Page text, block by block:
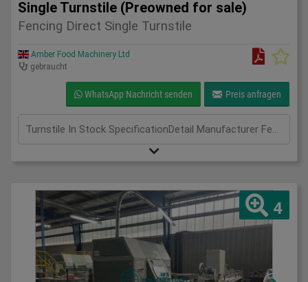
Single Turnstile (Preowned for sale)
Fencing Direct Single Turnstile
Amber Food Machinery Ltd
gebraucht
WhatsApp Nachricht senden Preis anfragen
Turnstile In Stock SpecificationDetail Manufacturer Fencing Direct Model Single Turnstile Phase Length(mm) Width(mm) Height(mm)
4